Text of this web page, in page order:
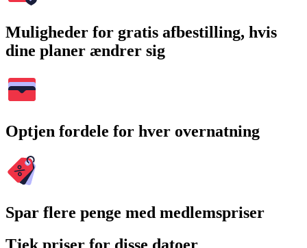
Muligheder for gratis afbestilling, hvis
dine planer ændrer sig
Optjen fordele for hver overnatning
Spar flere penge med medlemspriser